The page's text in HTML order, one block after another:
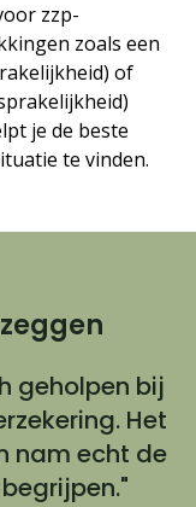
zzp-
zoals een
of
je de beste
te vinden.
geholpen bij
Het
nam echt de